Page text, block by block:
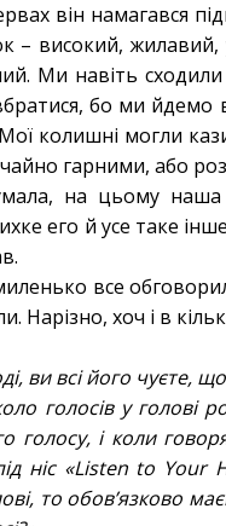
він намагався
– високий, жилавий,
Ми навіть
бо ми йдемо
колишні могли
гарними, або
на цьому наша
его й усе таке
все
Нарізно, хоч і в
ви всі його чуєте,
голосів у голові
голосу, і коли
ніс «Listen to
то обов’язково